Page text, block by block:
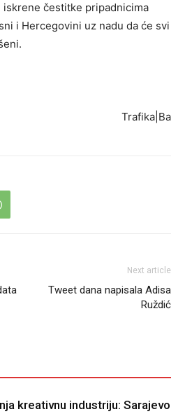
iskrene čestitke pripadnicima
i Hercegovini uz nadu da će svi
Trafika|Ba
Next article
Tweet dana napisala Adisa
Ruždić
kreativnu industriju: Sarajevo